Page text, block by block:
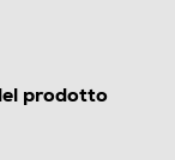
prodotto